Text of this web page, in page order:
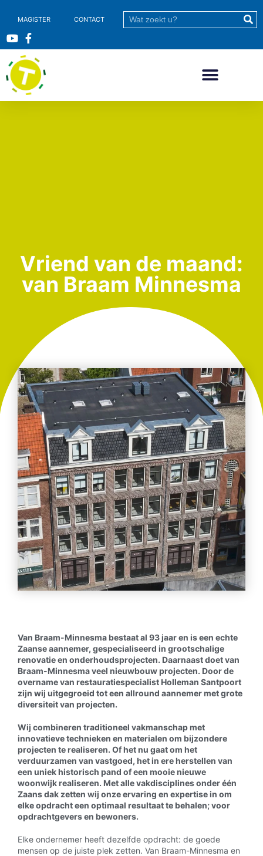
MAGISTER CONTACT
Vriend van de maand:
van Braam Minnesma
Van Braam-Minnesma bestaat al 93 jaar en is een echte
Zaanse aannemer, gespecialiseerd in grootschalige
renovatie en onderhoudsprojecten. Daarnaast doet van
Braam-Minnesma veel nieuwbouw projecten. Door de
overname van restauratiespecialist Holleman Santpoort
zijn wij uitgegroeid tot een allround aannemer met grote
diversiteit van projecten.
Wij combineren traditioneel vakmanschap met
innovatieve technieken en materialen om bijzondere
projecten te realiseren. Of het nu gaat om het
verduurzamen van vastgoed, het in ere herstellen van
een uniek historisch pand of een mooie nieuwe
woonwijk realiseren. Met alle vakdisciplines onder één
Zaans dak zetten wij onze ervaring en expertise in om
elke opdracht een optimaal resultaat te behalen; voor
opdrachtgevers en bewoners.
Elke ondernemer heeft dezelfde opdracht: de goede
mensen op de juiste plek zetten. Van Braam-Minnesma en